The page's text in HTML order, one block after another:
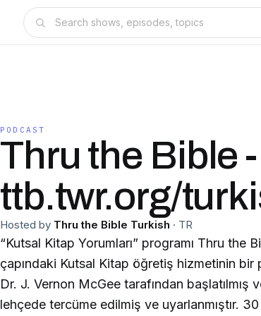
PODCAST
Thru the Bible -
ttb.twr.org/
Hosted by Thru the Bible Turkish · TR
“Kutsal Kitap Yorumları” programı Thru the
çapındaki Kutsal Kitap öğretiş hizmetinin bir
Dr. J. Vernon McGee tarafından
lehçede tercüme edilmiş ve uyarlanmıştır.